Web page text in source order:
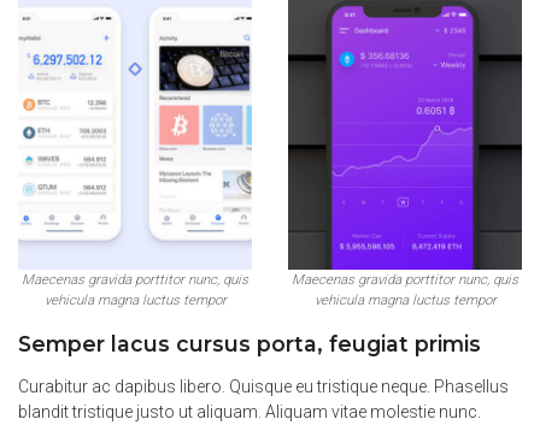
Maecenas gravida porttitor nunc, quis
vehicula magna luctus tempor
Maecenas gravida porttitor nunc, quis
vehicula magna luctus tempor
Semper lacus cursus porta, feugiat primis
Curabitur ac dapibus libero. Quisque eu tristique neque. Phasellus
blandit tristique justo ut aliquam. Aliquam vitae molestie nunc.